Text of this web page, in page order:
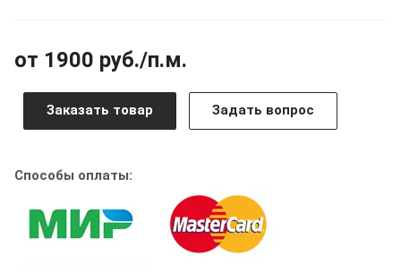
от 1900 руб./п.м.
Заказать товар Задать вопрос
Способы оплаты: